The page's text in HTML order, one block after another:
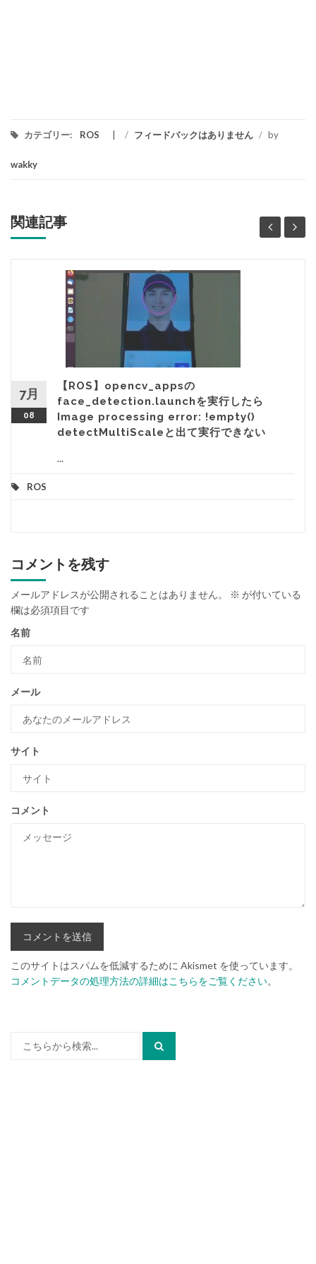
カテゴリー: ROS / フィードバックはありません / by
wakky
関連記事
7月
08
【ROS】opencv_appsの
face_detection.launchを実行したら
Image processing error: !empty()
detectMultiScaleと出て実行できない
...
ROS
コメントを残す
メールアドレスが公開されることはありません。 ※ が付いている
欄は必須項目です
名前
メール
サイト
コメント
このサイトはスパムを低減するために Akismet を使っています。
コメントデータの処理方法の詳細はこちらをご覧ください。